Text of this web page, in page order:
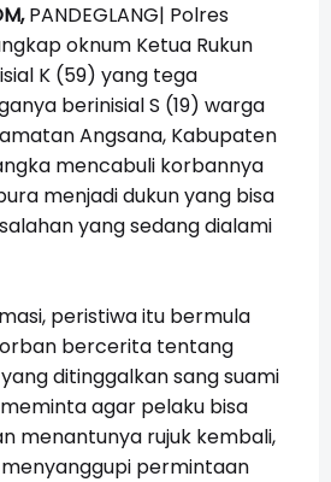
PANDEGLANG| Polres
oknum Ketua Rukun
K (59) yang tega
berinisial S (19) warga
Angsana, Kabupaten
mencabuli korbannya
menjadi dukun yang bisa
yang sedang dialami
peristiwa itu bermula
bercerita tentang
ditinggalkan sang suami
agar pelaku bisa
menantunya rujuk kembali,
permintaan